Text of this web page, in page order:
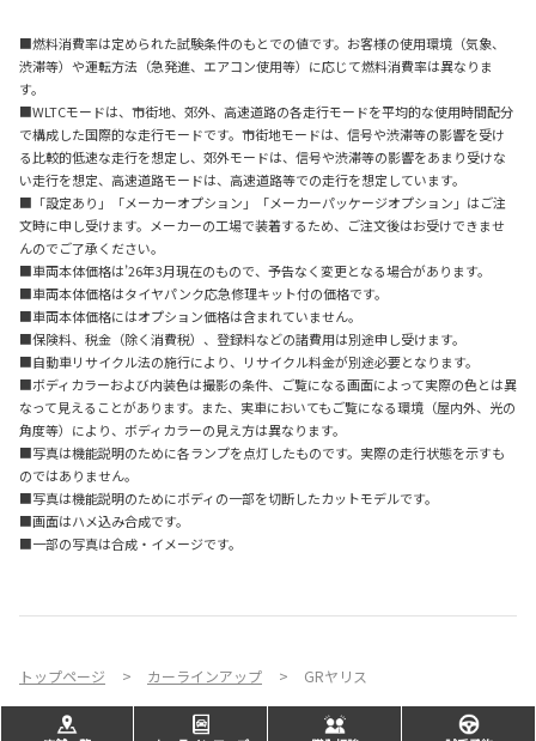
■燃料消費率は定められた試験条件のもとでの値です。お客様の使用環境（気象、
渋滞等）や運転方法（急発進、エアコン使用等）に応じて燃料消費率は異なりま
す。
■WLTCモードは、市街地、郊外、高速道路の各走行モードを平均的な使用時間配分
で構成した国際的な走行モードです。市街地モードは、信号や渋滞等の影響を受け
る比較的低速な走行を想定し、郊外モードは、信号や渋滞等の影響をあまり受けな
い走行を想定、高速道路モードは、高速道路等での走行を想定しています。
■「設定あり」「メーカーオプション」「メーカーパッケージオプション」はご注
文時に申し受けます。メーカーの工場で装着するため、ご注文後はお受けできませ
んのでご了承ください。
■車両本体価格は’26年3月現在のもので、予告なく変更となる場合があります。
■車両本体価格はタイヤパンク応急修理キット付の価格です。
■車両本体価格にはオプション価格は含まれていません。
■保険料、税金（除く消費税）、登録料などの諸費用は別途申し受けます。
■自動車リサイクル法の施行により、リサイクル料金が別途必要となります。
■ボディカラーおよび内装色は撮影の条件、ご覧になる画面によって実際の色とは異
なって見えることがあります。また、実車においてもご覧になる環境（屋内外、光の
角度等）により、ボディカラーの見え方は異なります。
■写真は機能説明のために各ランプを点灯したものです。実際の走行状態を示すも
のではありません。
■写真は機能説明のためにボディの一部を切断したカットモデルです。
■画面はハメ込み合成です。
■一部の写真は合成・イメージです。
トップページ カーラインアップ GRヤリス